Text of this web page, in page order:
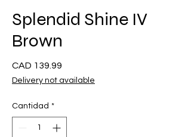
Splendid Shine IV
Brown
CAD 139.99
Delivery not available
Cantidad *